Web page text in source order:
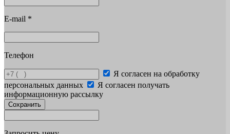
E-mail *
Телефон
Я согласен на обработку
персональных данных
Я согласен получать
информационную рассылку
Сохранить